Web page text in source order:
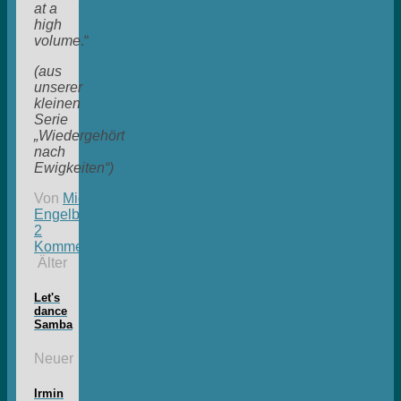
at a
high
volume.“
(aus
unserer
kleinen
Serie
„Wiedergehört
nach
Ewigkeiten“)
Von Michael
Engelbrecht
2
Kommentare
Älter
Let's
dance
Samba
Neuer
Irmin